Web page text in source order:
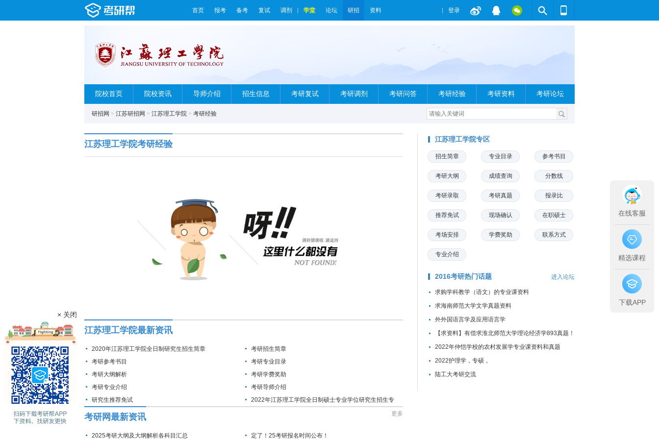
首页 报考 备考 复试 调剂 学堂 论坛 研招 资料 登录
院校首页 院校资讯 导师介绍 招生信息 考研复试 考研调剂 考研问答 考研经验 考研资料 考研论坛
研招网 > 江苏研招网 > 江苏理工学院 > 考研经验
江苏理工学院考研经验
江苏理工学院最新资讯
2020年江苏理工学院全日制研究生招生简章
考研招生简章
考研参考书目
考研专业目录
考研大纲解析
考研学费奖助
考研专业介绍
考研导师介绍
研究生推荐免试
2022年江苏理工学院全日制硕士专业学位研究生招生专
考研网最新资讯 更多
2025考研大纲及大纲解析各科目汇总 定了！25考研报名时间公布！
江苏理工学院专区
招生简章 专业目录 参考书目
考研大纲 成绩查询 分数线
考研录取 考研真题 报录比
推荐免试 现场确认 在职硕士
考场安排 学费奖助 联系方式
专业介绍
2016考研热门话题 进入论坛
求购学科教学（语文）的专业课资料
求海南师范大学文学真题资料
外外国语言学及应用语言学
【求资料】有偿求淮北师范大学理论经济学893真题！
2022年仲恺学校的农村发展学专业课资料和真题
2022护理学，专硕，
陆工大考研交流
× 关闭
在线客服
精选课程
下载APP